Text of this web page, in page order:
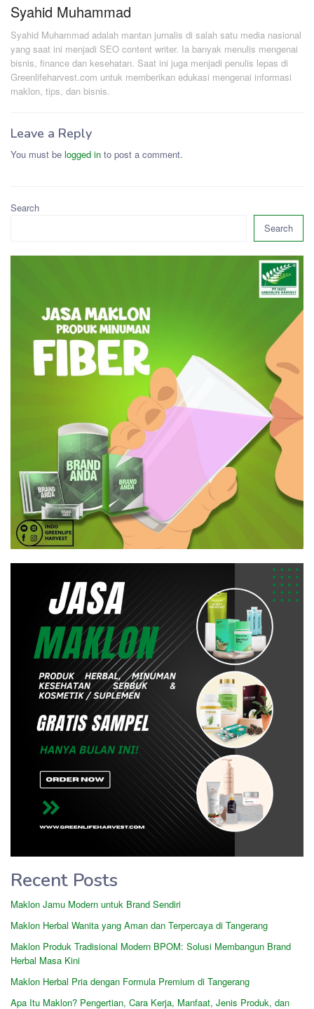
Syahid Muhammad
Syahid Muhammad adalah mantan jurnalis di salah satu media nasional
yang saat ini menjadi SEO content writer. Ia banyak menulis mengenai
bisnis, finance dan kesehatan. Saat ini juga menjadi penulis lepas di
Greenlifeharvest.com untuk memberikan edukasi mengenai informasi
maklon, tips, dan bisnis.
Leave a Reply
You must be logged in to post a comment.
Search
Search
Recent Posts
Maklon Jamu Modern untuk Brand Sendiri
Maklon Herbal Wanita yang Aman dan Terpercaya di Tangerang
Maklon Produk Tradisional Modern BPOM: Solusi Membangun Brand
Herbal Masa Kini
Maklon Herbal Pria dengan Formula Premium di Tangerang
Apa Itu Maklon? Pengertian, Cara Kerja, Manfaat, Jenis Produk, dan